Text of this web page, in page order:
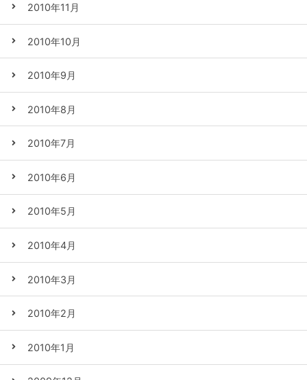
2010年11月
2010年10月
2010年9月
2010年8月
2010年7月
2010年6月
2010年5月
2010年4月
2010年3月
2010年2月
2010年1月